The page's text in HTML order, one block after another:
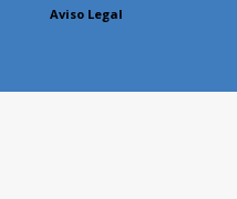
Aviso Legal